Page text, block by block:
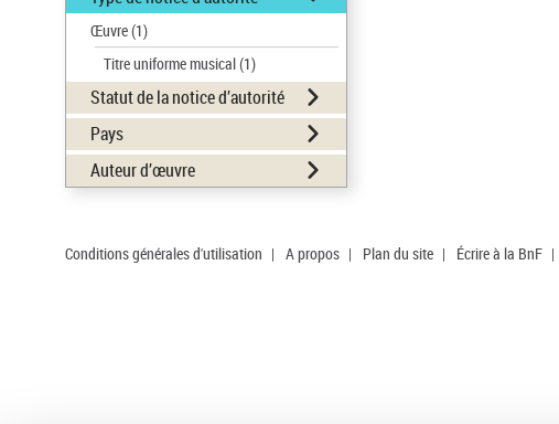
Œuvre(1)
Titre uniforme musical(1)
Statut de la notice d’autorité
Pays
Auteur d’œuvre
Conditions générales d'utilisation | A propos | Plan du site | Écrire à la BnF |